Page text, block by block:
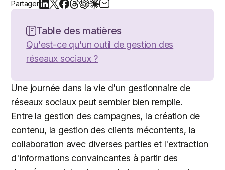
Partager
Table des matières
Qu'est-ce qu'un outil de gestion des
réseaux sociaux ?
Une journée dans la vie d'un gestionnaire de
réseaux sociaux peut sembler bien remplie.
Entre la gestion des campagnes, la création de
contenu, la gestion des clients mécontents, la
collaboration avec diverses parties et l'extraction
d'informations convaincantes à partir des